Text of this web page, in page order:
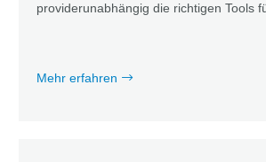
providerunabhängig die richtigen Tools
Mehr erfahren